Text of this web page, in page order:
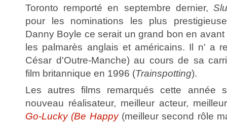
Toronto remporté en septembre dernier,
pour les nominations les plus
Danny Boyle ce serait un grand bon en
les palmarès anglais et américains. Il n' a
César d'Outre-Manche) au cours de sa
film britannique en 1996 (Trainspotting).
Les autres films remarqués cette année
nouveau réalisateur, meilleur acteur,
Go-Lucky (Be Happy(meilleur second rôle